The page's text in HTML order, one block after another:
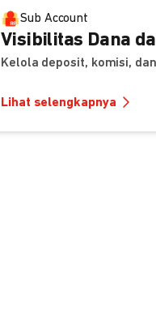
Sub Account
Visibilitas Dana
Kelola deposit, komisi,
Lihat selengkapnya